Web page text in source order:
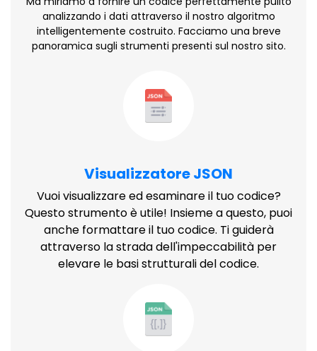
analizzando i dati attraverso il nostro algoritmo
intelligentemente costruito. Facciamo una breve
panoramica sugli strumenti presenti sul nostro sito.
Visualizzatore JSON
Vuoi visualizzare ed esaminare il tuo codice?
Questo strumento è utile! Insieme a questo, puoi
anche formattare il tuo codice. Ti guiderà
attraverso la strada dell'impeccabilità per
elevare le basi strutturali del codice.